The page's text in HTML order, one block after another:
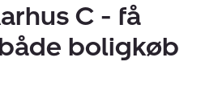
C - få
boligkøb